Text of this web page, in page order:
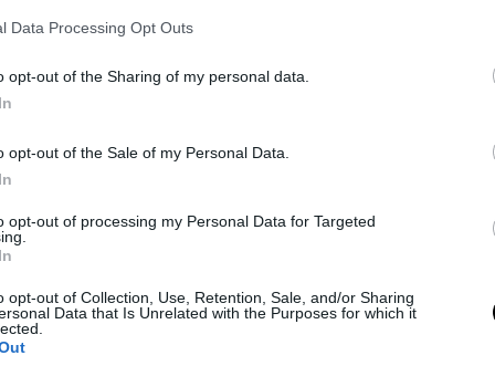
Data Processing Opt Outs
opt-out of the Sharing of my personal data.
opt-out of the Sale of my Personal Data.
opt-out of processing my Personal Data for Targeted
opt-out of Collection, Use, Retention, Sale, and/or Sharing
Data that Is Unrelated with the Purposes for which it
había tocado este año al no firmar a
parar al aludir al gran contrato que firmó este
que el que firmó McCollum con Blazers es